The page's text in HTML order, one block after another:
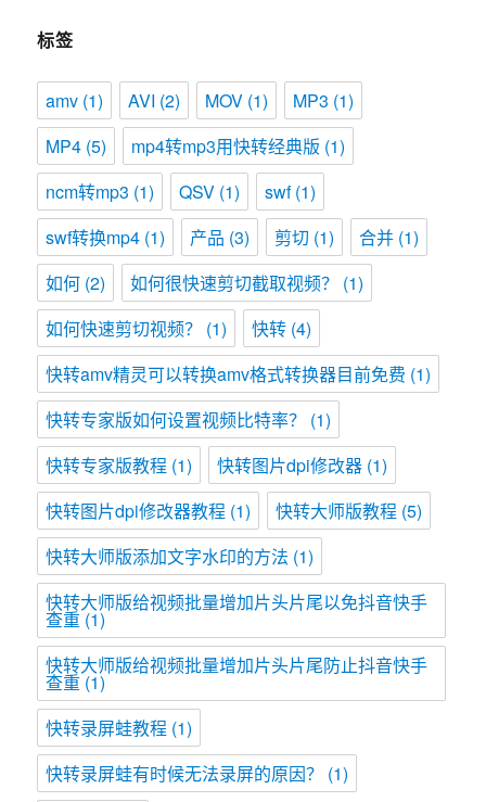
标签
amv (1) AVI (2) MOV (1) MP3 (1)
MP4 (5) mp4转mp3用快转经典版 (1)
ncm转mp3 (1) QSV (1) swf(1)
swf转换mp4 (1) 产品 (3) 剪切 (1) 合并 (1)
如何 (2) 如何很快速剪切截取视频？ (1)
如何快速剪切视频？ (1) 快转 (4)
快转amv精灵可以转换amv格式转换器目前免费 (1)
快转专家版如何设置视频比特率？ (1)
快转专家版教程 (1) 快转图片dpi修改器 (1)
快转图片dpi修改器教程 (1) 快转大师版教程 (5)
快转大师版添加文字水印的方法 (1)
快转大师版给视频批量增加片头片尾以免抖音快手
查重(1)
快转大师版给视频批量增加片头片尾防止抖音快手
查重(1)
快转录屏蛙教程 (1)
快转录屏蛙有时候无法录屏的原因？ (1)